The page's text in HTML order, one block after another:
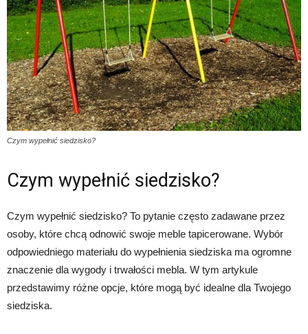
Czym wypełnić siedzisko?
Czym wypełnić siedzisko?
Czym wypełnić siedzisko? To pytanie często zadawane przez
osoby, które chcą odnowić swoje meble tapicerowane. Wybór
odpowiedniego materiału do wypełnienia siedziska ma ogromne
znaczenie dla wygody i trwałości mebla. W tym artykule
przedstawimy różne opcje, które mogą być idealne dla Twojego
siedziska.